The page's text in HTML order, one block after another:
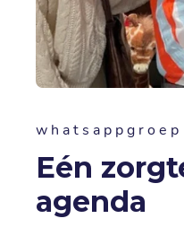
whatsappgroep
Eén
agenda